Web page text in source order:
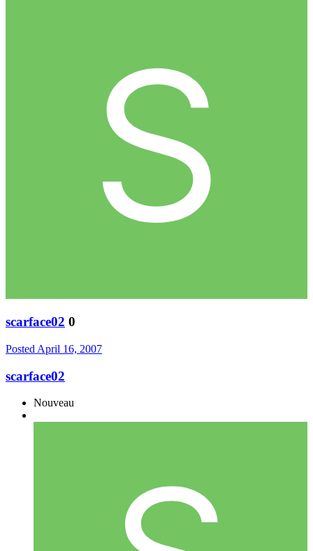
scarface02 0
Posted April 16, 2007
scarface02
Nouveau